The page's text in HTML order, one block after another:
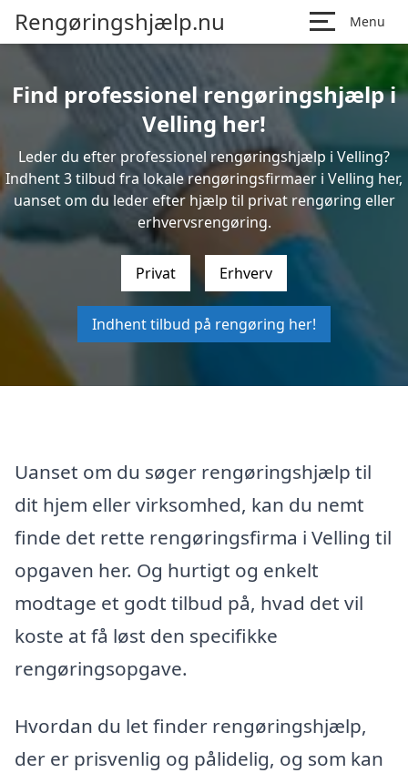
Rengøringshjælp.nu Menu
Find professionel rengøringshjælp i
Velling her!
Leder du efter professionel rengøringshjælp i Velling?
Indhent 3 tilbud fra lokale rengøringsfirmaer i Velling her,
uanset om du leder efter hjælp til privat rengøring eller
erhvervsrengøring.
Privat Erhverv
Indhent tilbud på rengøring her!
Uanset om du søger rengøringshjælp til
dit hjem eller virksomhed, kan du nemt
finde det rette rengøringsfirma i Velling til
opgaven her. Og hurtigt og enkelt
modtage et godt tilbud på, hvad det vil
koste at få løst den specifikke
rengøringsopgave.
Hvordan du let finder rengøringshjælp,
der er prisvenlig og pålidelig, og som kan